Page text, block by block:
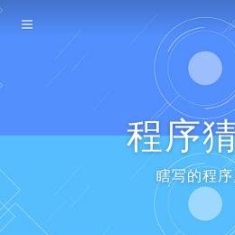
程序
瞎写的程
Home